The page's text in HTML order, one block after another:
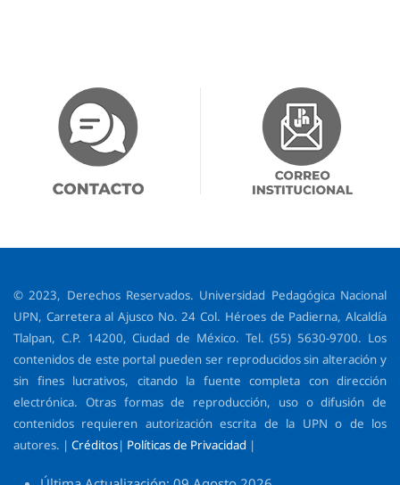
© 2023, Derechos Reservados. Universidad Pedagógica Nacional
UPN, Carretera al Ajusco No. 24 Col. Héroes de Padierna, Alcaldía
Tlalpan, C.P. 14200, Ciudad de México. Tel. (55) 5630-9700. Los
contenidos de este portal pueden ser reproducidos sin alteración y
sin fines lucrativos, citando la fuente completa con dirección
electrónica. Otras formas de reproducción, uso o difusión de
contenidos requieren autorización escrita de la UPN o de los
autores. | Créditos| Políticas de Privacidad |